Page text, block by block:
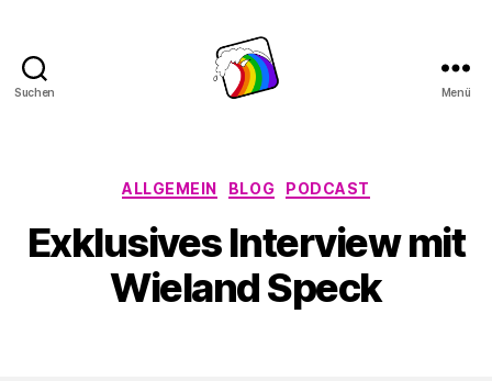
Suchen Menü
Kategorien
ALLGEMEIN BLOG PODCAST
Exklusives Interview mit
Wieland Speck